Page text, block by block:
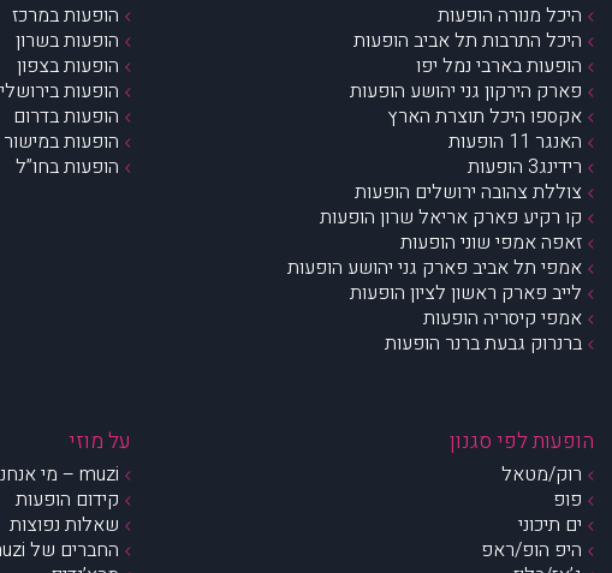
היכל מנורה הופעות
היכל התרבות תל אביב הופעות
הופעות בארבי נמל יפו
פארק הירקון גני יהושע הופעות
אקספו היכל תוצרת הארץ
האנגר 11 הופעות
רידינג3 הופעות
צוללת צהובה ירושלים הופעות
קו רקיע פארק אריאל שרון הופעות
זאפה אמפי שוני הופעות
אמפי תל אביב פארק גני יהושע הופעות
לייב פארק ראשון לציון הופעות
אמפי קיסריה הופעות
ברנרוק גבעת ברנר הופעות
הופעות במרכז
הופעות בשרון
הופעות בצפון
הופעות
הופעות בדרום
הופעות
הופעות בחו”ל
הופעות לפי סגנון
רוק/מטאל
פופ
ים תיכוני
היפ הופ/ראפ
על מוזי
muzi – מי אנחנו?
קידום הופעות
שאלות נפוצות
החברים של muzi